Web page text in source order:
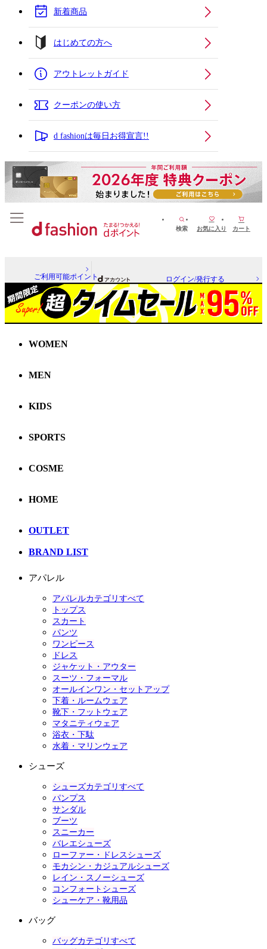
新着商品
はじめての方へ
アウトレットガイド
クーポンの使い方
d fashionは毎日お得宣言!!
検索 お気に入り カート
ご利用可能ポイント ログイン/発行する
WOMEN
MEN
KIDS
SPORTS
COSME
HOME
OUTLET
BRAND LIST
アパレル
アパレルカテゴリすべて
トップス
スカート
パンツ
ワンピース
ドレス
ジャケット・アウター
スーツ・フォーマル
オールインワン・セットアップ
下着・ルームウェア
靴下・フットウェア
マタニティウェア
浴衣・下駄
水着・マリンウェア
シューズ
シューズカテゴリすべて
パンプス
サンダル
ブーツ
スニーカー
バレエシューズ
ローファー・ドレスシューズ
モカシン・カジュアルシューズ
レイン・スノーシューズ
コンフォートシューズ
シューケア・靴用品
バッグ
バッグカテゴリすべて